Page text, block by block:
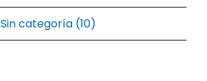
Sin categoría (10)